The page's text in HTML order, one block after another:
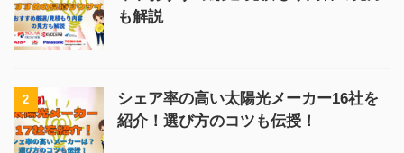
も解説
2
シェア率の高い太陽光メーカー16社を
紹介！選び方のコツも伝授！